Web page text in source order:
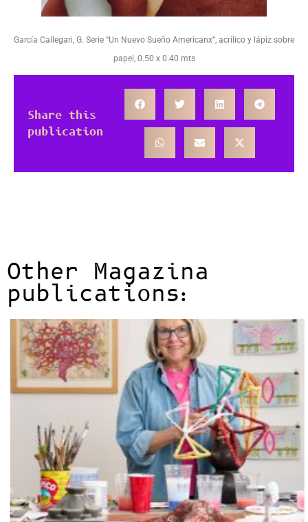
García Callegari, G. Serie “Un Nuevo Sueño Americanx”, acrílico y lápiz sobre
papel, 0.50 x 0.40 mts
Share this
publication
Other Magazina
publications: